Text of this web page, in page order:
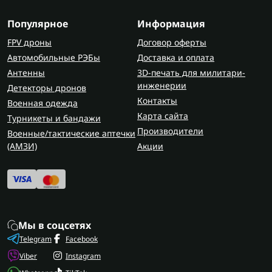
материалы с повышенной прочностью и
термостойкостью.
Такие решения делают кители частью
полноценной экипировки, которая соответствует
требованиям армии и современным стандартам.
Как выбрать кители?
Выбирая военный китель, стоит обратить
внимание на:
назначение (полевой, парадный или
повседневный);
фасон;
камуфляж;
удобство, прочность и соответствие размеру.
Популярное
FPV дроны
Автомобильные РЭБы
Антенны
Детекторы дронов
Военная одежда
Турникеты и бандажи
Военные/тактические аптечки
(AMЗИ)
Информация
Договор оферты
Доставка и оплата
3D-печать для милитари-
инженерии
Контакты
Карта сайта
Производители
Акции
Мы в соцсетях
Telegram
Viber
Facebook
Instagram